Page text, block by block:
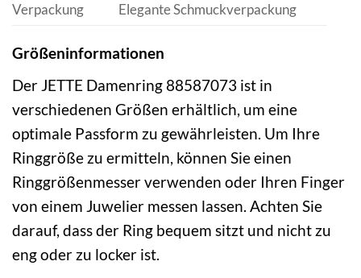
Verpackung
Elegante Schmuckverpackung
Größeninformationen
Der JETTE Damenring 88587073 ist in
verschiedenen Größen erhältlich, um eine
optimale Passform zu gewährleisten. Um Ihre
Ringgröße zu ermitteln, können Sie einen
Ringgrößenmesser verwenden oder Ihren Finger
von einem Juwelier messen lassen. Achten Sie
darauf, dass der Ring bequem sitzt und nicht zu
eng oder zu locker ist.